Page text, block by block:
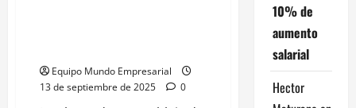
y
se
va
Equipo Mundo Empresarial
13 de septiembre de 2025
0
10% de
aumento
salarial
Hector